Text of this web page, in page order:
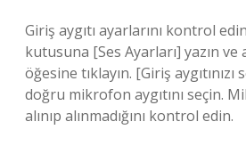
Giriş aygıtı ayarlarını kontrol
kutusuna [Ses Ayarları] yazın ve
öğesine tıklayın. [Giriş
doğru mikrofon aygıtını seçin.
alınıp alınmadığını kontrol edin.